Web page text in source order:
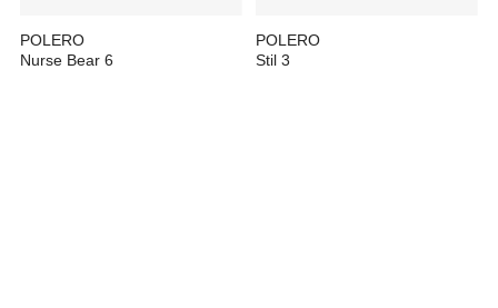
POLERO
Nurse Bear 6
POLERO
Stil 3